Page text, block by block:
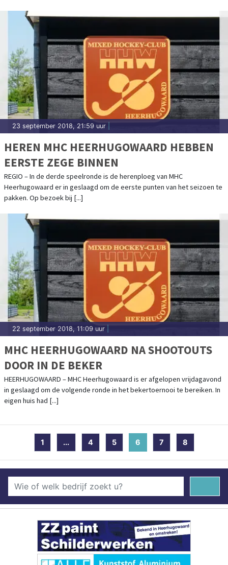
23 september 2018, 21:59 uur
HEREN MHC HEERHUGOWAARD HEBBEN
EERSTE ZEGE BINNEN
REGIO – In de derde speelronde is de herenploeg van MHC
Heerhugowaard er in geslaagd om de eerste punten van het seizoen te
pakken. Op bezoek bij [...]
22 september 2018, 11:09 uur
MHC HEERHUGOWAARD NA SHOOTOUTS
DOOR IN DE BEKER
HEERHUGOWAARD – MHC Heerhugowaard is er afgelopen vrijdagavond
in geslaagd om de volgende ronde in het bekertoernooi te bereiken. In
eigen huis had [...]
1 ... 4 5 6 (current)
7 8